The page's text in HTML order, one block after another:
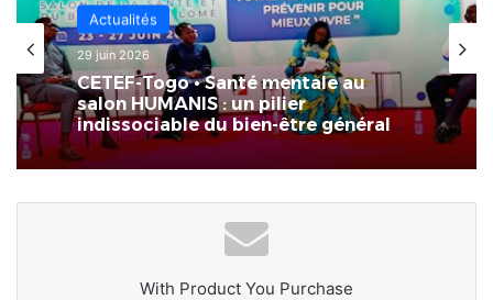
Actualités
il y a 3 semaines
[LeCoupD’œil] Le chassé-croisé
entre vacanciers de juillet et d’août
a commencé.
Actualités
29 juin 2026
CETEF-Togo • Santé mentale au
salon HUMANIS : un pilier
indissociable du bien-être général
With Product You Purchase